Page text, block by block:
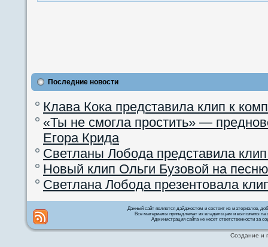
Последние новости
Клава Кока представила клип к
«Ты не смогла простить» —
Егора Крида
Светланы Лобода представила
Новый клип Ольги Бузовой на
Светлана Лобода презентовала
Данный сайт является дайджестом и состоит из материалов,
Все материалы принадлежат их владельцам и выложены на
Администрация сайта не несет ответственности за
Создание и